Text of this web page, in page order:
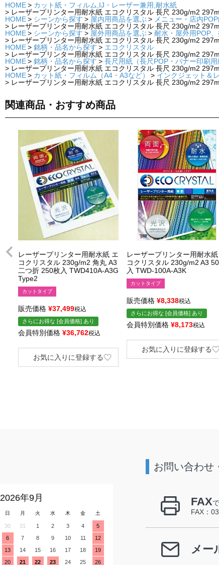
HOME
カット紙・フィルム,IJ・レーザー兼用,耐水紙
レーザープリンター用耐水紙 エコクリスタル 長尺 230g/m2
HOME
シーンから探す 屋内用商品を選ぶ
メニュー・店内
レーザープリンター用耐水紙 エコクリスタル 長尺 230g/m2
HOME
シーンから探す 屋外用商品を選ぶ
耐水・屋外用POP
レーザープリンター用耐水紙 エコクリスタル 長尺 230g/m2
HOME
銘柄・品名から探す
エコクリスタル
レーザープリンター用耐水紙 エコクリスタル 長尺 230g/m2
HOME
銘柄・品名から探す
長尺用紙（長尺POP・バナー印刷用
レーザープリンター用耐水紙 エコクリスタル 長尺 230g/m2
HOME
カット紙・フィルム（A4・A3など） インクジェット＆
レーザープリンター用耐水紙 エコクリスタル 長尺 230g/m2
関連商品・おすすめ商品
レーザープリンター用耐水紙 エ
コクリスタル 230g/m2 角丸 A3
二つ折 250枚入 TWD410A-A3G
Type2
カットタイプ
販売価格 ¥37,499税込
さらにお得な [会員価格] あり
会員特別価格 ¥36,762税込
お気に入りに登録する
レーザープリンター用耐水
コクリスタル 230g/m2 A3
入 TWD-100A-A3K
カットタイプ
販売価格 ¥8,338税込
さらにお得な [会員価格] あり
会員特別価格 ¥8,173税込
お気に入りに登録する
2026年9月
日 月 火 水 木 金 土
30 31 1 2 3 4
5
6
7 8 9 10 11
12
13
14 15 16 17 18
19
20
21 22 23 24 25 26
お問い合わせ
FAX
FAX：
メー